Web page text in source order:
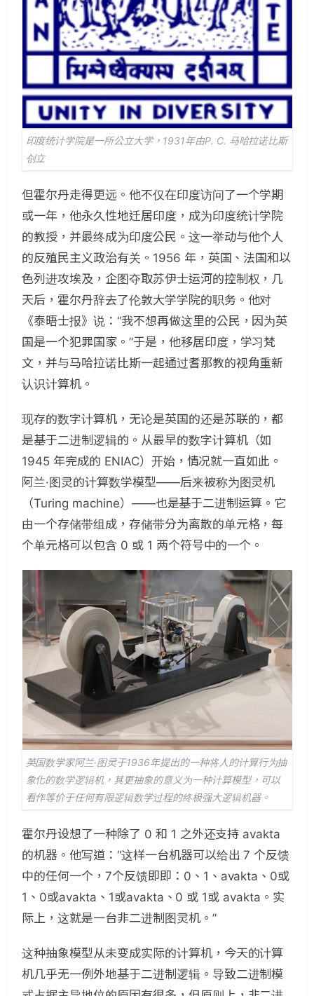
印度统计学院是一所公立大学，1931年由P. C. 马哈拉诺比斯
创立
但霍尔丹走得更远。他不仅在印度访问了一个学期
或一年，他永久性地迁居印度，成为印度统计学院
的教授，并最终成为印度公民。这一举动与他个人
的反殖民主义政治有关。1956 年，英国、法国和以
色列进攻埃及，企图夺取苏伊士运河的控制权，几
天后，霍尔丹辞去了伦敦大学学院的职务。他对
《泰晤士报》说：“我不想再做这里的公民，因为英
国是一个犯罪国家。”于是，他移居印度，学习梵
文，并与马哈拉诺比斯一起通过耆那教的视角重新
认识计算机。
现存的数字计算机，无论是英国的还是苏联的，都
是基于二进制逻辑的。从最早的数字计算机（如
1945 年完成的 ENIAC）开始，情况就一直如此。
阿兰·图灵的计算数学模型——后来被称为图灵机
（Turing machine）——也是基于二进制运算。它
由一个存储带组成，存储带分为离散的单元格，每
个单元格可以包含 0 或 1 两个符号中的一个。
英国数学家阿兰·图灵于1936年提出的一种将人的计算行为抽
象化的数学逻辑机，其更抽象的意义为一种计算模型，可以
看作等价于任何有限逻辑数学过程的终极强大逻辑机器。
霍尔丹设想了一种除了 0 和 1 之外还支持 avakta
的机器。他写道：“这样一台机器可以给出 7 个反馈
中的任何一个，7个反馈即即：0、1、avakta、0或
1、0或avakta、1或avakta、0 或 1或 avakta。实
际上，这就是一台非二进制图灵机。”
这种抽象模型从未变成实际的计算机，今天的计算
机几乎无一例外地基于二进制逻辑。导致二进制模